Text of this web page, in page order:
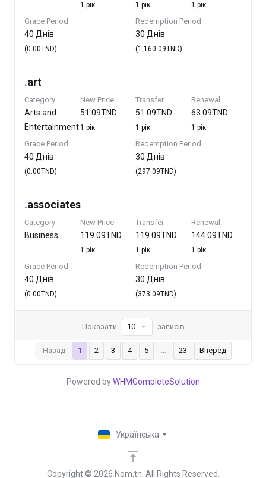
1 рік 1 рік 1 рік
Grace Period
40 Днів
(0.00TND)
Redemption Period
30 Днів
(1,160.09TND)
.art
Category
Arts and
Entertainment
New Price
51.09TND
1 рік
Transfer
51.09TND
1 рік
Renewal
63.09TND
1 рік
Grace Period
40 Днів
(0.00TND)
Redemption Period
30 Днів
(297.09TND)
.associates
Category
Business
New Price
119.09TND
1 рік
Transfer
119.09TND
1 рік
Renewal
144.09TND
1 рік
Grace Period
40 Днів
(0.00TND)
Redemption Period
30 Днів
(373.09TND)
Назад 1 2 3 4 5 … 23 Вперед
Показати записів
Powered byWHMCompleteSolution
Copyright © 2026 Nom.tn. All Rights Reserved.
Українська